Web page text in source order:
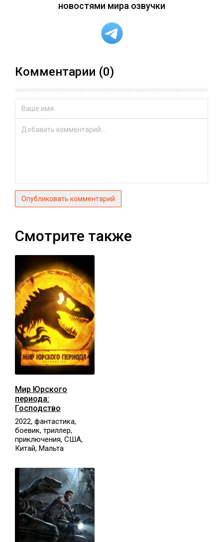
новостями мира озвучки
Комментарии (0)
Опубликовать комментарий
Смотрите также
Мир Юрского
периода:
Господство
2022, фантастика,
боевик, триллер,
приключения, США,
Китай, Мальта